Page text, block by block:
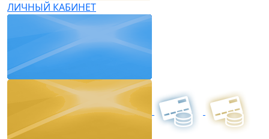
ЛИЧНЫЙ КАБИНЕТ